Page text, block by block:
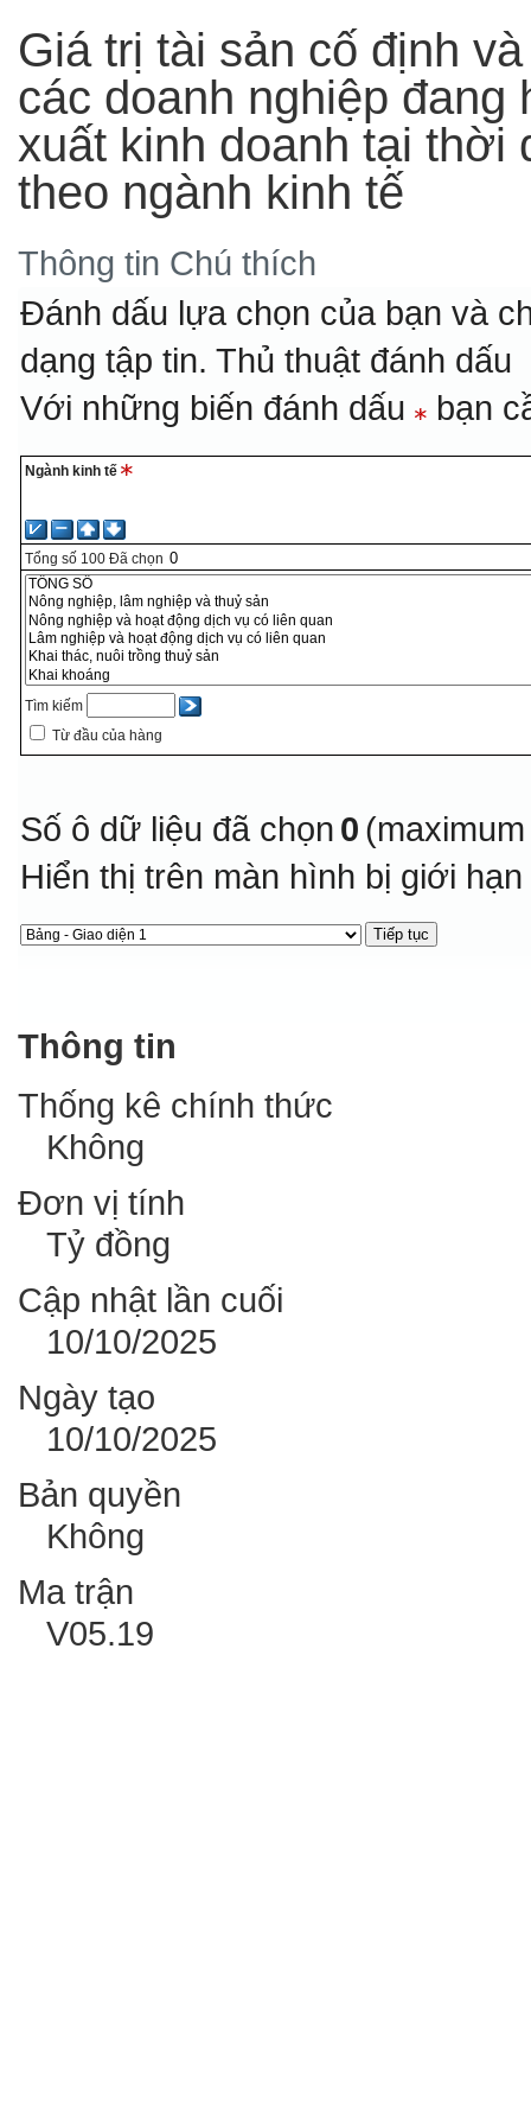
Giá trị tài sản cố định
các doanh nghiệp đang
xuất kinh doanh tại thời
theo ngành kinh tế
Thông tin Chú thích
Đánh dấu lựa chọn của bạn và
dạng tập tin.Thủ thuật đánh dấu
Với những biến đánh dấu bạn
Ngành kinh tế
Tổng số 100 Đã chọn
Tìm kiếm
Từ đầu của hàng
Số ô dữ liệu đã chọn 0
Hiển thị trên màn hình bị giới
Thông tin
Thống kê chính thức
Không
Đơn vị tính
Tỷ đồng
Cập nhật lần cuối
10/10/2025
Ngày tạo
10/10/2025
Bản quyền
Không
Ma trận
V05.19